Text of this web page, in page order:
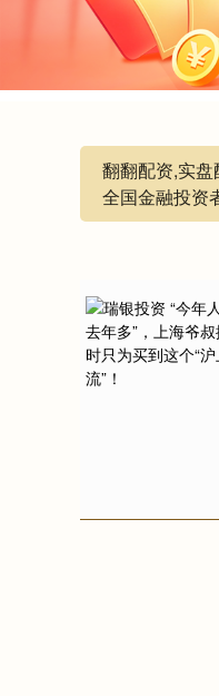
翻翻配资,实
全国金融投资